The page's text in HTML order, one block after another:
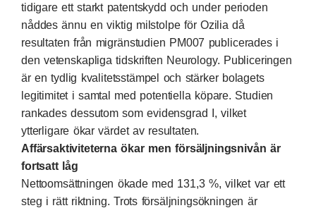
tidigare ett starkt patentskydd och under perioden
nåddes ännu en viktig milstolpe för Ozilia då
resultaten från migränstudien PM007 publicerades i
den vetenskapliga tidskriften Neurology. Publiceringen
är en tydlig kvalitetsstämpel och stärker bolagets
legitimitet i samtal med potentiella köpare. Studien
rankades dessutom som evidensgrad I, vilket
ytterligare ökar värdet av resultaten.
Affärsaktiviteterna ökar men försäljningsnivån är
fortsatt låg
Nettoomsättningen ökade med 131,3 %, vilket var ett
steg i rätt riktning. Trots försäljningsökningen är